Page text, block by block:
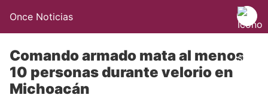
Once Noticias
Comando armado mata al menos
10 personas durante velorio en
Michoacán